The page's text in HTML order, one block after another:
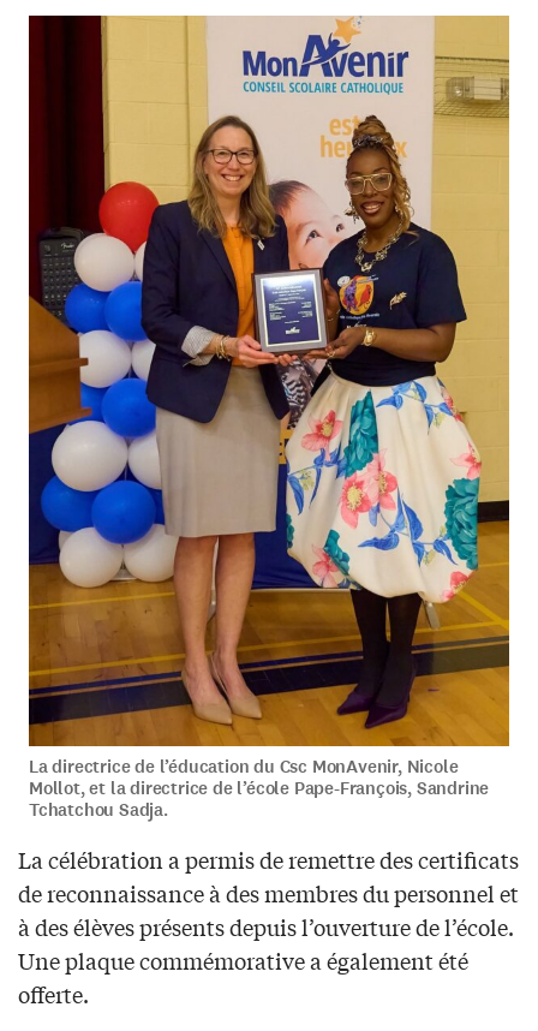
La directrice de l’éducation du Csc MonAvenir, Nicole
Mollot, et la directrice de l’école Pape-François, Sandrine
Tchatchou Sadja.
La célébration a permis de remettre des certificats
de reconnaissance à des membres du personnel et
à des élèves présents depuis l’ouverture de l’école.
Une plaque commémorative a également été
offerte.